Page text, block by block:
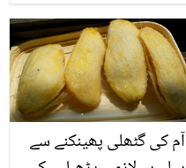
رہ گئے
آم کی گٹھلی پھینکنے سے